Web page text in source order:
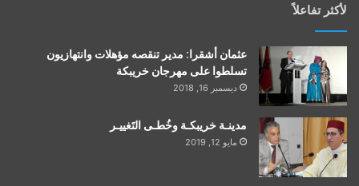
لأكثر تفاعلاً
عثمان أشقرا: مدير تنقصه مؤهلات وانتهازيون
تسلطوا على مهرجان خريبكة
ديسمبر 16, 2018
مدينـة خريبكـة وخُطـى التَغييـر
مايو 12, 2019